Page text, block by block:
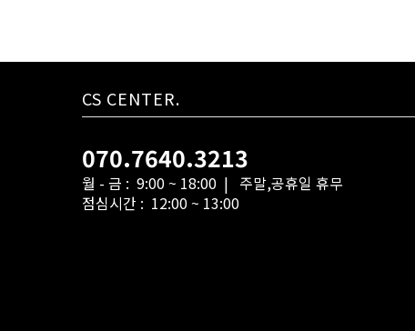
CS CENTER.
070.7640.3213
월 - 금 : 9:00 ~ 18:00 | 주말,공휴일 휴무
점심시간 : 12:00 ~ 13:00